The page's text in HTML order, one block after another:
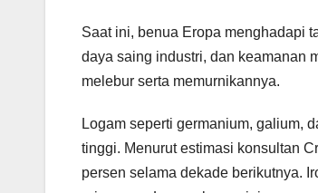
Saat ini, benua Eropa menghadapi
daya saing industri, dan keamanan
melebur serta memurnikannya.
Logam seperti germanium, galium,
tinggi. Menurut estimasi konsultan
persen selama dekade berikutnya.